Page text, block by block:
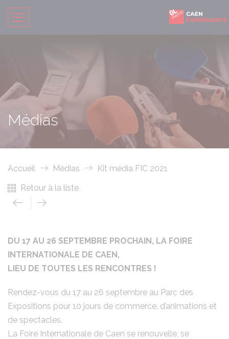
Médias
Accueil Médias
Kit média FIC 2021
Retour à la liste
DU 17 AU 26 SEPTEMBRE PROCHAIN, LA FOIRE
INTERNATIONALE DE CAEN,
LIEU DE TOUTES LES RENCONTRES !
Rendez-vous du 17 au 26 septembre au Parc des
Expositions pour 10 jours de commerce, d’animations et
de spectacles.
La Foire Internationale de Caen se renouvelle, se